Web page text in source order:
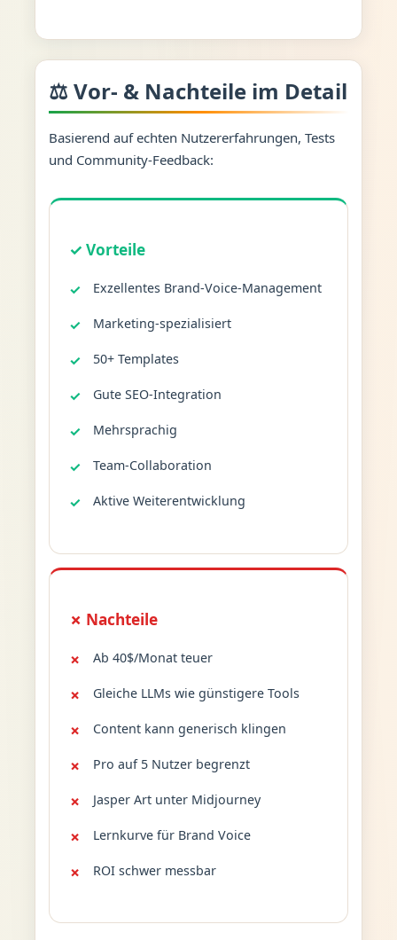
⚖️ Vor- & Nachteile im Detail
Basierend auf echten Nutzererfahrungen, Tests
und Community-Feedback:
✓ Vorteile
Exzellentes Brand-Voice-Management
Marketing-spezialisiert
50+ Templates
Gute SEO-Integration
Mehrsprachig
Team-Collaboration
Aktive Weiterentwicklung
✗ Nachteile
Ab 40$/Monat teuer
Gleiche LLMs wie günstigere Tools
Content kann generisch klingen
Pro auf 5 Nutzer begrenzt
Jasper Art unter Midjourney
Lernkurve für Brand Voice
ROI schwer messbar